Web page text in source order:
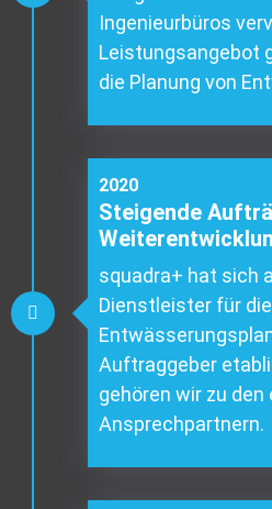
Ingenieurbüros
Leistungsangebot
die Planung von
2020
Steigende
squadra+ hat sich
Dienstleister für
Auftraggeber
gehören wir zu den
Ansprechpartnern.